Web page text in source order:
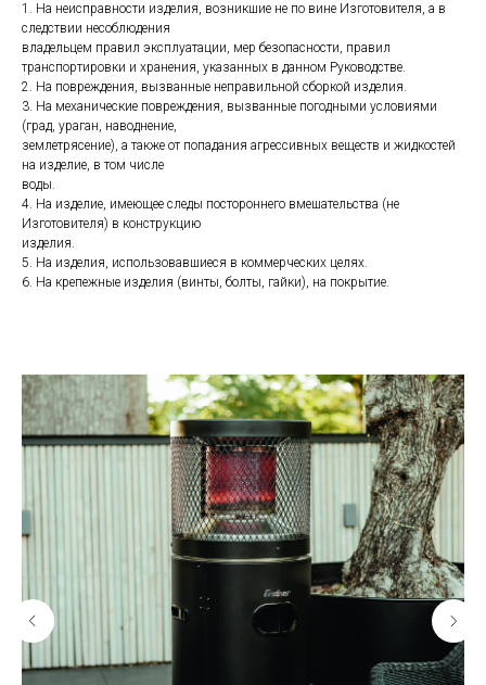
1. На неисправности изделия, возникшие не по вине Изготовителя, а в
следствии несоблюдения
владельцем правил эксплуатации, мер безопасности, правил
транспортировки и хранения, указанных в данном Руководстве.
2. На повреждения, вызванные неправильной сборкой изделия.
3. На механические повреждения, вызванные погодными условиями
(град, ураган, наводнение,
землетрясение), а также от попадания агрессивных веществ и жидкостей
на изделие, в том числе
воды.
4. На изделие, имеющее следы постороннего вмешательства (не
Изготовителя) в конструкцию
изделия.
5. На изделия, использовавшиеся в коммерческих целях.
6. На крепежные изделия (винты, болты, гайки), на покрытие.